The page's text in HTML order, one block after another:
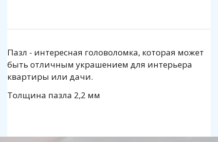
Пазл - интересная головоломка, которая может
быть отличным украшением для интерьера
квартиры или дачи.
Толщина пазла 2,2 мм